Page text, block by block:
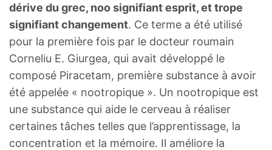
dérive du grec, noo signifiant esprit, et trope
signifiant changement. Ce terme a été utilisé
pour la première fois par le docteur roumain
Corneliu E. Giurgea, qui avait développé le
composé Piracetam, première substance à avoir
été appelée « nootropique ». Un nootropique est
une substance qui aide le cerveau à réaliser
certaines tâches telles que l’apprentissage, la
concentration et la mémoire. Il améliore la